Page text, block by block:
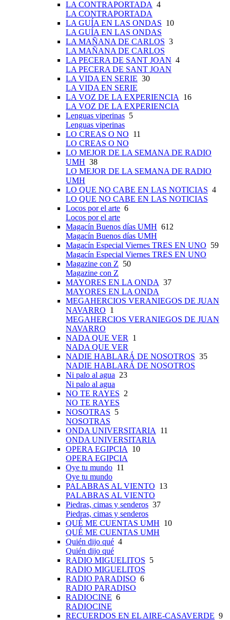
LA CONTRAPORTADA 4
LA CONTRAPORTADA
LA GUÍA EN LAS ONDAS 10
LA GUÍA EN LAS ONDAS
LA MAÑANA DE CARLOS 3
LA MAÑANA DE CARLOS
LA PECERA DE SANT JOAN 4
LA PECERA DE SANT JOAN
LA VIDA EN SERIE 30
LA VIDA EN SERIE
LA VOZ DE LA EXPERIENCIA 16
LA VOZ DE LA EXPERIENCIA
Lenguas viperinas 5
Lenguas viperinas
LO CREAS O NO 11
LO CREAS O NO
LO MEJOR DE LA SEMANA DE RADIO
UMH 38
LO MEJOR DE LA SEMANA DE RADIO
UMH
LO QUE NO CABE EN LAS NOTICIAS 4
LO QUE NO CABE EN LAS NOTICIAS
Locos por el arte 6
Locos por el arte
Magacín Buenos días UMH 612
Magacín Buenos días UMH
Magacín Especial Viernes TRES EN UNO 59
Magacín Especial Viernes TRES EN UNO
Magazine con Z 50
Magazine con Z
MAYORES EN LA ONDA 37
MAYORES EN LA ONDA
MEGAHERCIOS VERANIEGOS DE JUAN
NAVARRO 1
MEGAHERCIOS VERANIEGOS DE JUAN
NAVARRO
NADA QUE VER 1
NADA QUE VER
NADIE HABLARÁ DE NOSOTROS 35
NADIE HABLARÁ DE NOSOTROS
Ni palo al agua 23
Ni palo al agua
NO TE RAYES 2
NO TE RAYES
NOSOTRAS 5
NOSOTRAS
ONDA UNIVERSITARIA 11
ONDA UNIVERSITARIA
OPERA EGIPCIA 10
OPERA EGIPCIA
Oye tu mundo 11
Oye tu mundo
PALABRAS AL VIENTO 13
PALABRAS AL VIENTO
Piedras, cimas y senderos 37
Piedras, cimas y senderos
QUÉ ME CUENTAS UMH 10
QUÉ ME CUENTAS UMH
Quién dijo qué 4
Quién dijo qué
RADIO MIGUELITOS 5
RADIO MIGUELITOS
RADIO PARADISO 6
RADIO PARADISO
RADIOCINE 6
RADIOCINE
RECUERDOS EN EL AIRE-CASAVERDE 9